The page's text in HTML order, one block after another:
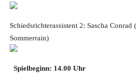
Schiedsrichterassistent 2: Sascha Conrad
Sommerrain)
Spielbeginn: 14.00 Uhr